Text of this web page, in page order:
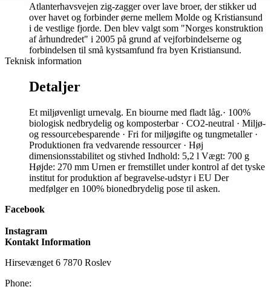
Atlanterhavsvejen zig-zagger over lave broer, der stikker ud
over havet og forbinder øerne mellem Molde og Kristiansund
i de vestlige fjorde. Den blev valgt som "Norges konstruktion
af århundredet" i 2005 på grund af vejforbindelserne og
forbindelsen til små kystsamfund fra byen Kristiansund.
Teknisk information
Detaljer
Et miljøvenligt urnevalg. En biourne med fladt låg. ​ · 100%
biologisk nedbrydelig og komposterbar · CO2-neutral · Miljø-
og ressourcebesparende · Fri for miljøgifte og tungmetaller ·
Produktionen fra vedvarende ressourcer · Høj
dimensionsstabilitet og stivhed Indhold: 5,2 l Vægt: 700 g
Højde: 270 mm Urnen er fremstillet under kontrol af det tyske
institut for produktion af begravelse-udstyr i EU Der
medfølger en 100% bionedbrydelig pose til asken.
Facebook
Instagram
Kontakt Information
Hirsevænget 6 7870 Roslev
Phone: